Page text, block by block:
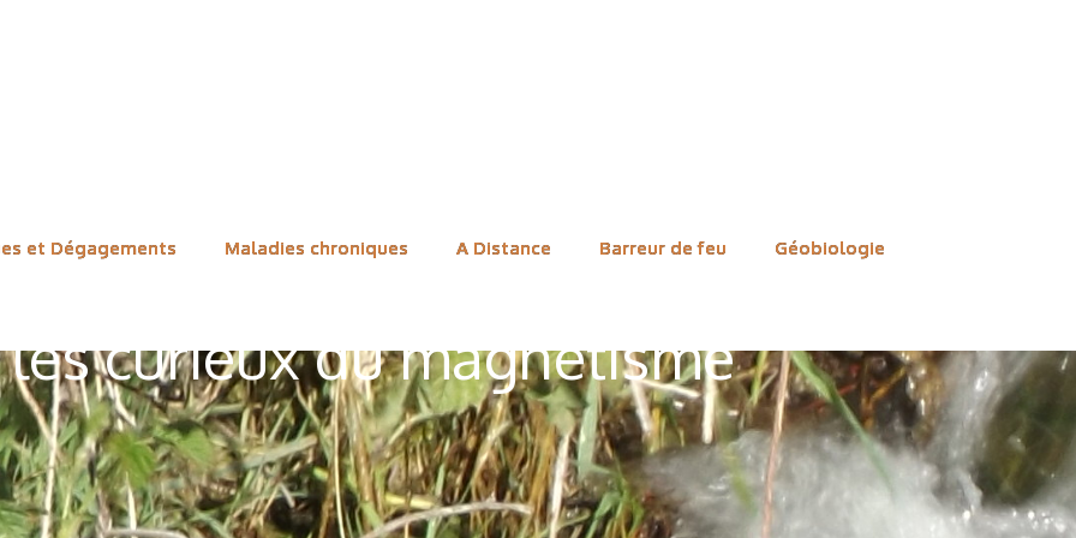
et Dégagements Maladies chroniques A Distance Barreur de feu Géobiologie
curieux du magnétisme